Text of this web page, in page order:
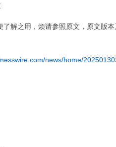
解之用，烦请参照原文，原文版
news/home/